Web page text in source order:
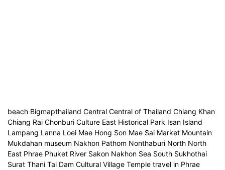
beach Bigmapthailand Central Central of Thailand Chiang Khan
Chiang Rai Chonburi Culture East Historical Park Isan Island
Lampang Lanna Loei Mae Hong Son Mae Sai Market Mountain
Mukdahan museum Nakhon Pathom Nonthaburi North North
East Phrae Phuket River Sakon Nakhon Sea South Sukhothai
Surat Thani Tai Dam Cultural Village Temple travel in Phrae